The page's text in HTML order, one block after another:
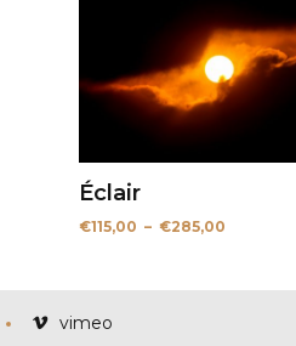
Éclair
€115,00 – €285,00Plage
vimeo